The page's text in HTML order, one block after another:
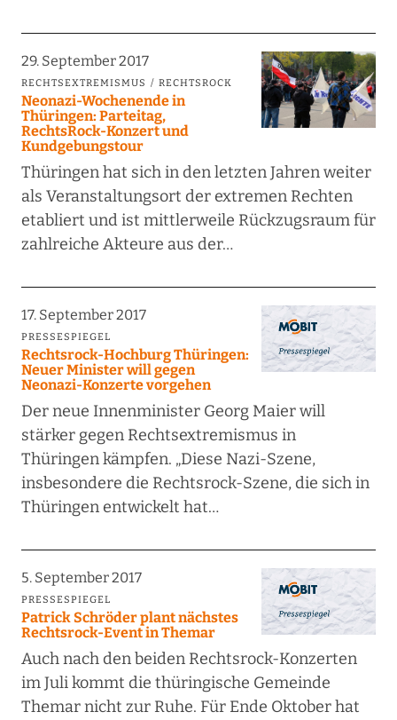
29. September 2017
RECHTSEXTREMISMUS RECHTSROCK
Neonazi-Wochenende in
Thüringen: Parteitag,
RechtsRock-Konzert und
Kundgebungstour
Thüringen hat sich in den letzten Jahren weiter
als Veranstaltungsort der extremen Rechten
etabliert und ist mittlerweile Rückzugsraum für
zahlreiche Akteure aus der…
17. September 2017
PRESSESPIEGEL
Rechtsrock-Hochburg Thüringen:
Neuer Minister will gegen
Neonazi-Konzerte vorgehen
Der neue Innenminister Georg Maier will
stärker gegen Rechtsextremismus in
Thüringen kämpfen. „Diese Nazi-Szene,
insbesondere die Rechtsrock-Szene, die sich in
Thüringen entwickelt hat…
5. September 2017
PRESSESPIEGEL
Patrick Schröder plant nächstes
Rechtsrock-Event in Themar
Auch nach den beiden Rechtsrock-Konzerten
im Juli kommt die thüringische Gemeinde
Themar nicht zur Ruhe. Für Ende Oktober hat